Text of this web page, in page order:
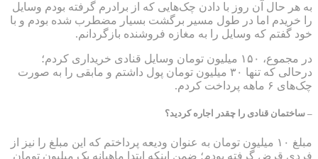
به هر حال آن روز با دادن چک‌هایی که از برادرم گرفته بودم وسایل
را خریدم اما در طول مسیر برگشت بسیار مضطرب شده بودم و با
خود گفتم که وسایل را به مغازه فروشنده بازگردانم.
در مجموع، ۱۵۰ میلیون تومان وسایل قنادی خریداری کردم؛
درحالی‌ که تنها ۳۰ میلیون تومان پول داشتم و مابقی را به صورت
چک‌های ۶ ماهه پرداخت کردم.
– ساختمان قنادی را چقدر اجاره کردید؟
مبلغ ۱۰ میلیون تومان به عنوان ودیعه پرداختم که این مبلغ را نیز از
فردی قرض گرفته بودم؛ ضمن اینکه ابتدا ماهیانه یک میلیون تومان